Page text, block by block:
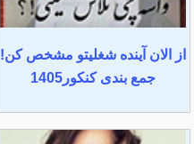
از الان آینده شغلیتو مشخص کن!
جمع بندی کنکور1405